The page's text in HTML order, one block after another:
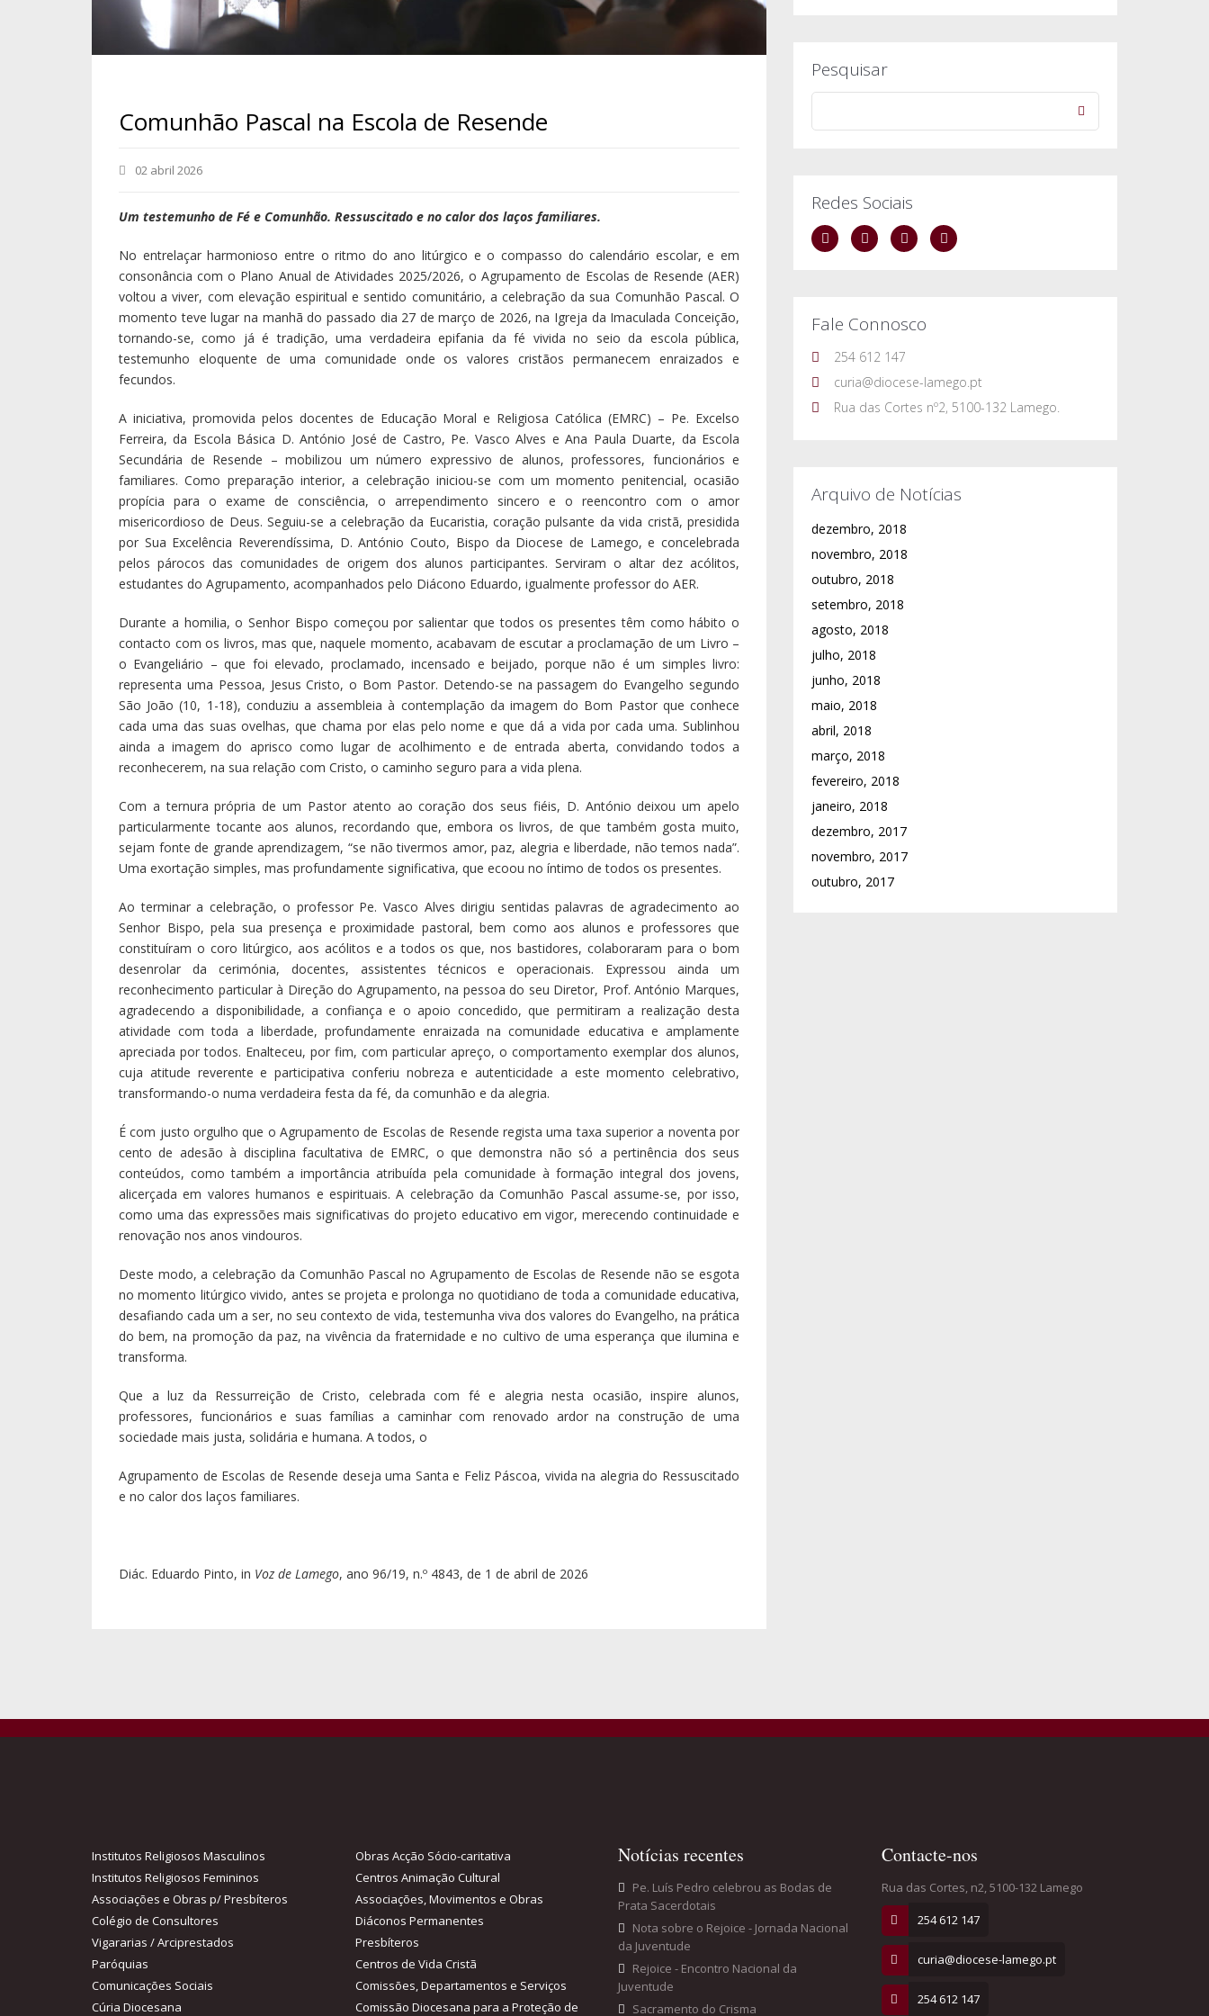
Comunhão Pascal na Escola de Resende
02 abril 2026
Um testemunho de Fé e Comunhão. Ressuscitado e no calor dos laços familiares.
No entrelaçar harmonioso entre o ritmo do ano litúrgico e o compasso do calendário escolar, e em
consonância com o Plano Anual de Atividades 2025/2026, o Agrupamento de Escolas de Resende (AER)
voltou a viver, com elevação espiritual e sentido comunitário, a celebração da sua Comunhão Pascal. O
momento teve lugar na manhã do passado dia 27 de março de 2026, na Igreja da Imaculada Conceição,
tornando-se, como já é tradição, uma verdadeira epifania da fé vivida no seio da escola pública,
testemunho eloquente de uma comunidade onde os valores cristãos permanecem enraizados e
fecundos.
A iniciativa, promovida pelos docentes de Educação Moral e Religiosa Católica (EMRC) – Pe. Excelso
Ferreira, da Escola Básica D. António José de Castro, Pe. Vasco Alves e Ana Paula Duarte, da Escola
Secundária de Resende – mobilizou um número expressivo de alunos, professores, funcionários e
familiares. Como preparação interior, a celebração iniciou-se com um momento penitencial, ocasião
propícia para o exame de consciência, o arrependimento sincero e o reencontro com o amor
misericordioso de Deus. Seguiu-se a celebração da Eucaristia, coração pulsante da vida cristã, presidida
por Sua Excelência Reverendíssima, D. António Couto, Bispo da Diocese de Lamego, e concelebrada
pelos párocos das comunidades de origem dos alunos participantes. Serviram o altar dez acólitos,
estudantes do Agrupamento, acompanhados pelo Diácono Eduardo, igualmente professor do AER.
Durante a homilia, o Senhor Bispo começou por salientar que todos os presentes têm como hábito o
contacto com os livros, mas que, naquele momento, acabavam de escutar a proclamação de um Livro –
o Evangeliário – que foi elevado, proclamado, incensado e beijado, porque não é um simples livro:
representa uma Pessoa, Jesus Cristo, o Bom Pastor. Detendo-se na passagem do Evangelho segundo
São João (10, 1-18), conduziu a assembleia à contemplação da imagem do Bom Pastor que conhece
cada uma das suas ovelhas, que chama por elas pelo nome e que dá a vida por cada uma. Sublinhou
ainda a imagem do aprisco como lugar de acolhimento e de entrada aberta, convidando todos a
reconhecerem, na sua relação com Cristo, o caminho seguro para a vida plena.
Com a ternura própria de um Pastor atento ao coração dos seus fiéis, D. António deixou um apelo
particularmente tocante aos alunos, recordando que, embora os livros, de que também gosta muito,
sejam fonte de grande aprendizagem, “se não tivermos amor, paz, alegria e liberdade, não temos nada”.
Uma exortação simples, mas profundamente significativa, que ecoou no íntimo de todos os presentes.
Ao terminar a celebração, o professor Pe. Vasco Alves dirigiu sentidas palavras de agradecimento ao
Senhor Bispo, pela sua presença e proximidade pastoral, bem como aos alunos e professores que
constituíram o coro litúrgico, aos acólitos e a todos os que, nos bastidores, colaboraram para o bom
desenrolar da cerimónia, docentes, assistentes técnicos e operacionais. Expressou ainda um
reconhecimento particular à Direção do Agrupamento, na pessoa do seu Diretor, Prof. António Marques,
agradecendo a disponibilidade, a confiança e o apoio concedido, que permitiram a realização desta
atividade com toda a liberdade, profundamente enraizada na comunidade educativa e amplamente
apreciada por todos. Enalteceu, por fim, com particular apreço, o comportamento exemplar dos alunos,
cuja atitude reverente e participativa conferiu nobreza e autenticidade a este momento celebrativo,
transformando-o numa verdadeira festa da fé, da comunhão e da alegria.
É com justo orgulho que o Agrupamento de Escolas de Resende regista uma taxa superior a noventa por
cento de adesão à disciplina facultativa de EMRC, o que demonstra não só a pertinência dos seus
conteúdos, como também a importância atribuída pela comunidade à formação integral dos jovens,
alicerçada em valores humanos e espirituais. A celebração da Comunhão Pascal assume-se, por isso,
como uma das expressões mais significativas do projeto educativo em vigor, merecendo continuidade e
renovação nos anos vindouros.
Deste modo, a celebração da Comunhão Pascal no Agrupamento de Escolas de Resende não se esgota
no momento litúrgico vivido, antes se projeta e prolonga no quotidiano de toda a comunidade educativa,
desafiando cada um a ser, no seu contexto de vida, testemunha viva dos valores do Evangelho, na prática
do bem, na promoção da paz, na vivência da fraternidade e no cultivo de uma esperança que ilumina e
transforma.
Que a luz da Ressurreição de Cristo, celebrada com fé e alegria nesta ocasião, inspire alunos,
professores, funcionários e suas famílias a caminhar com renovado ardor na construção de uma
sociedade mais justa, solidária e humana. A todos, o
Agrupamento de Escolas de Resende deseja uma Santa e Feliz Páscoa, vivida na alegria do Ressuscitado
e no calor dos laços familiares.
Diác. Eduardo Pinto, in Voz de Lamego, ano 96/19, n.º 4843, de 1 de abril de 2026
Pesquisar
Redes Sociais
Fale Connosco
254 612 147
curia@diocese-lamego.pt
Rua das Cortes nº2, 5100-132 Lamego.
Arquivo de Notícias
dezembro, 2018
novembro, 2018
outubro, 2018
setembro, 2018
agosto, 2018
julho, 2018
junho, 2018
maio, 2018
abril, 2018
março, 2018
fevereiro, 2018
janeiro, 2018
dezembro, 2017
novembro, 2017
outubro, 2017
Institutos Religiosos Masculinos
Institutos Religiosos Femininos
Associações e Obras p/ Presbíteros
Colégio de Consultores
Vigararias / Arciprestados
Paróquias
Comunicações Sociais
Cúria Diocesana
Obras Acção Sócio-caritativa
Centros Animação Cultural
Associações, Movimentos e Obras
Diáconos Permanentes
Presbíteros
Centros de Vida Cristã
Comissões, Departamentos e Serviços
Comissão Diocesana para a Proteção de
Notícias recentes
Pe. Luís Pedro celebrou as Bodas de
Prata Sacerdotais
Nota sobre o Rejoice - Jornada Nacional
da Juventude
Rejoice - Encontro Nacional da
Juventude
Sacramento do Crisma
Contacte-nos
Rua das Cortes, n2, 5100-132 Lamego
254 612 147
curia@diocese-lamego.pt
254 612 147